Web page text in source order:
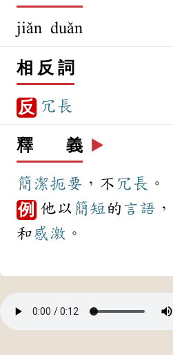
jiǎn duǎn
相 反 詞
反 冗長
釋 義 ▶️
簡潔扼要 ，不 冗長 。
例 他以 簡短的 言語 ，
和感激 。